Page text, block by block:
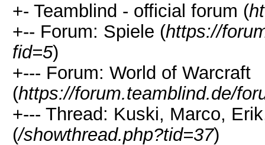
+- Teamblind - official forum (
+-- Forum: Spiele (https://
fid=5)
+--- Forum: World of Warcraft
(https://forum.teamblind.de/
+--- Thread: Kuski, Marco,
(/showthread.php?tid=37)